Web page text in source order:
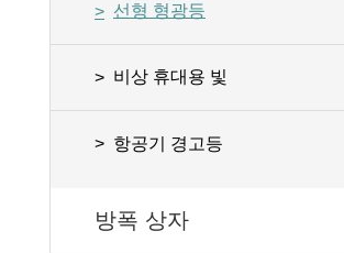
선형 형광등
비상 휴대용 빛
항공기 경고등
방폭 상자